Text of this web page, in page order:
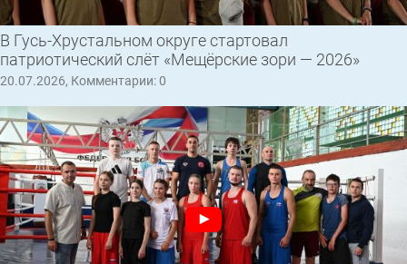
В Гусь-Хрустальном округе стартовал
патриотический слёт «Мещёрские зори — 2026»
20.07.2026, Комментарии: 0